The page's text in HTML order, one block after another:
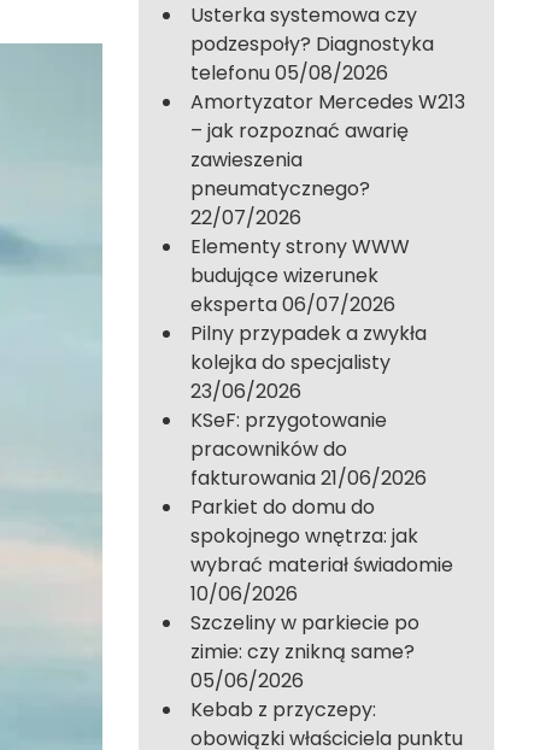
Usterka systemowa czy
podzespoły? Diagnostyka
telefonu05/08/2026
Amortyzator Mercedes W213
– jak rozpoznać awarię
zawieszenia
pneumatycznego?
22/07/2026
Elementy strony WWW
budujące wizerunek
eksperta06/07/2026
Pilny przypadek a zwykła
kolejka do specjalisty
23/06/2026
KSeF: przygotowanie
pracowników do
fakturowania21/06/2026
Parkiet do domu do
spokojnego wnętrza: jak
wybrać materiał świadomie
10/06/2026
Szczeliny w parkiecie po
zimie: czy znikną same?
05/06/2026
Kebab z przyczepy:
obowiązki właściciela punktu